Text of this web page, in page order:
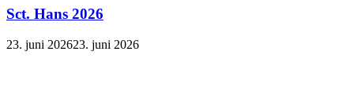
Sct. Hans 2026
23. juni 202623. juni 2026